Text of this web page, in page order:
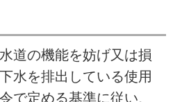
道の機能を妨げ又は損
水を排出している使用
で定める基準に従い、